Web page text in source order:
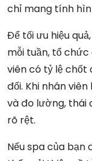
chỉ mang tính
Để tối ưu hiệu
mỗi tuần, tổ
viên có tỷ lệ chốt
đối. Khi nhân
và đo lường, thái
rõ rệt.
Nếu spa của